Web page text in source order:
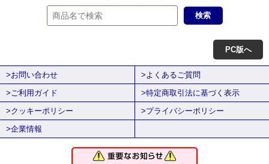
PC版へ
>お問い合わせ
>よくあるご質問
>ご利用ガイド
>特定商取引法に基づく表示
>クッキーポリシー
>プライバシーポリシー
>企業情報